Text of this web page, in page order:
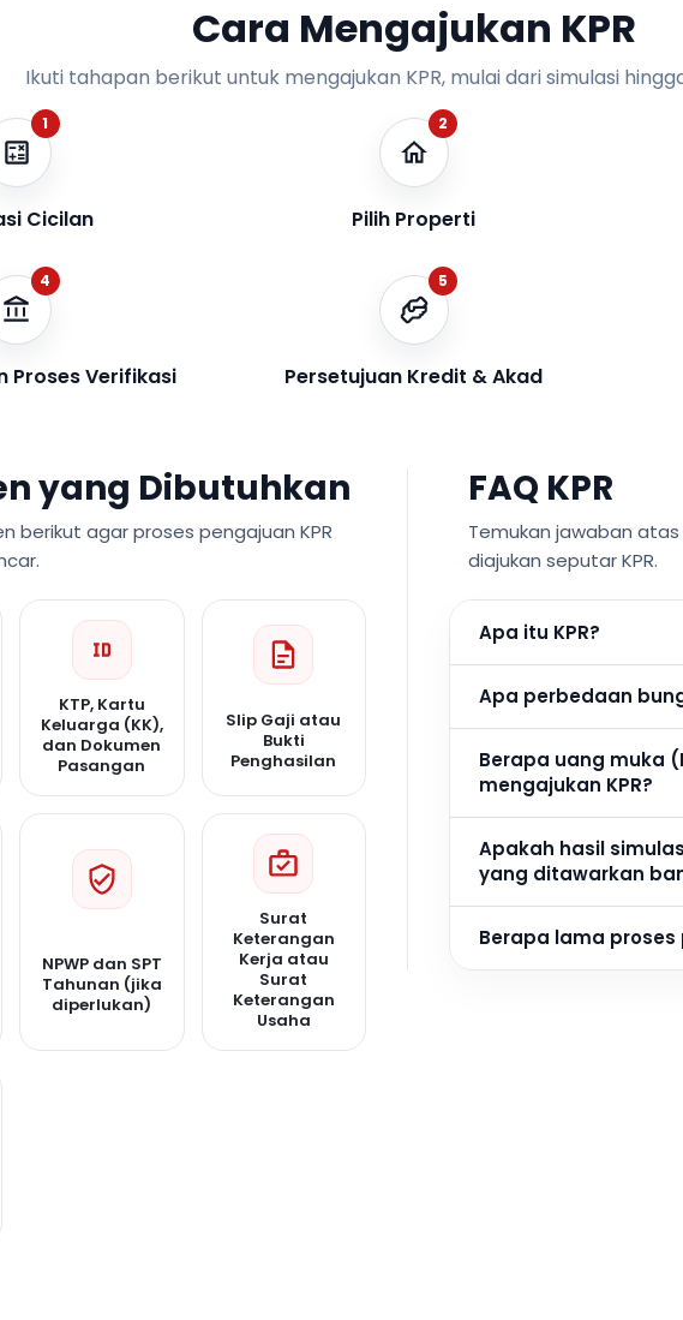
Cara Mengajukan KPR
Ikuti tahapan berikut untuk mengajukan KPR, mulai dari simulasi
1
Cicilan
2
Pilih Properti
4
Proses Verifikasi
5
Persetujuan Kredit & Akad
yang Dibutuhkan
berikut agar proses pengajuan KPR
KTP, Kartu
Keluarga (KK),
dan Dokumen
Pasangan
Slip Gaji atau
Bukti
Penghasilan
NPWP dan SPT
Tahunan (jika
diperlukan)
Surat
Keterangan
Kerja atau
Surat
Keterangan
Usaha
FAQ KPR
Temukan jawaban
diajukan seputar KPR.
Apa itu KPR?
Apa perbedaan
Berapa uang muka
mengajukan KPR?
Apakah hasil
yang ditawarkan
Berapa lama proses